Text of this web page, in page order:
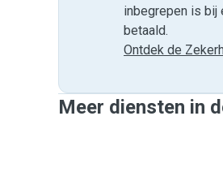
inbegrepen is bij
betaald.
Ontdek de
Meer diensten in